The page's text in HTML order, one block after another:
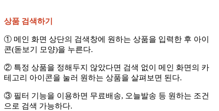
상품 검색하기
① 메인 화면 상단의 검색창에 원하는 상품을 입력한 후 아이
콘(돋보기 모양)을 누른다.
② 특정 상품을 정해두지 않았다면 검색 없이 메인 화면의 카
테고리 아이콘을 눌러 원하는 상품을 살펴보면 된다.
③ 필터 기능을 이용하면 무료배송, 오늘발송 등 원하는 조건
으로 검색 가능하다.